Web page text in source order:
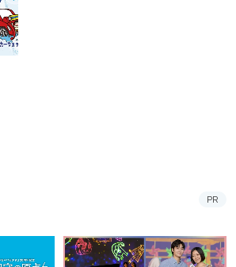
PR